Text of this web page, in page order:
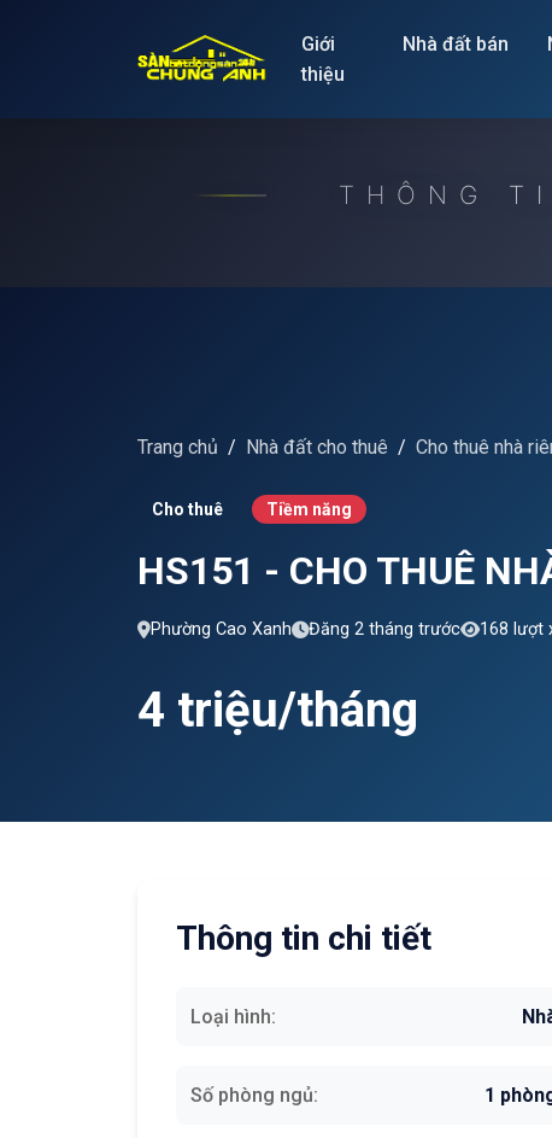
Giới
thiệu
Nhà đất bán
THÔNG
Trang chủ Nhà đất cho thuê Cho thuê nhà
Cho thuê Tiềm năng
HS151 - CHO THUÊ
Phường Cao Xanh Đăng 2 tháng trước 168 lượt
4 triệu/tháng
Thông tin chi tiết
Loại hình:
Số phòng ngủ: 1